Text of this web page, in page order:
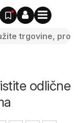
odlične